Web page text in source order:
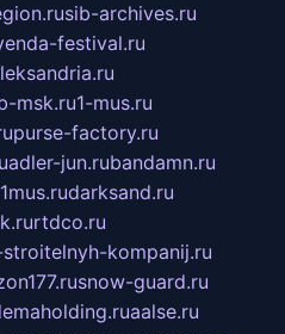
sib-archives.ru
festival.ru
msk.ru1-mus.ru
purse-factory.ru
adler-jun.rubandamn.ru
1mus.rudarksand.ru
rtdco.ru
kompanij.ru
snow-guard.ru
aalse.ru